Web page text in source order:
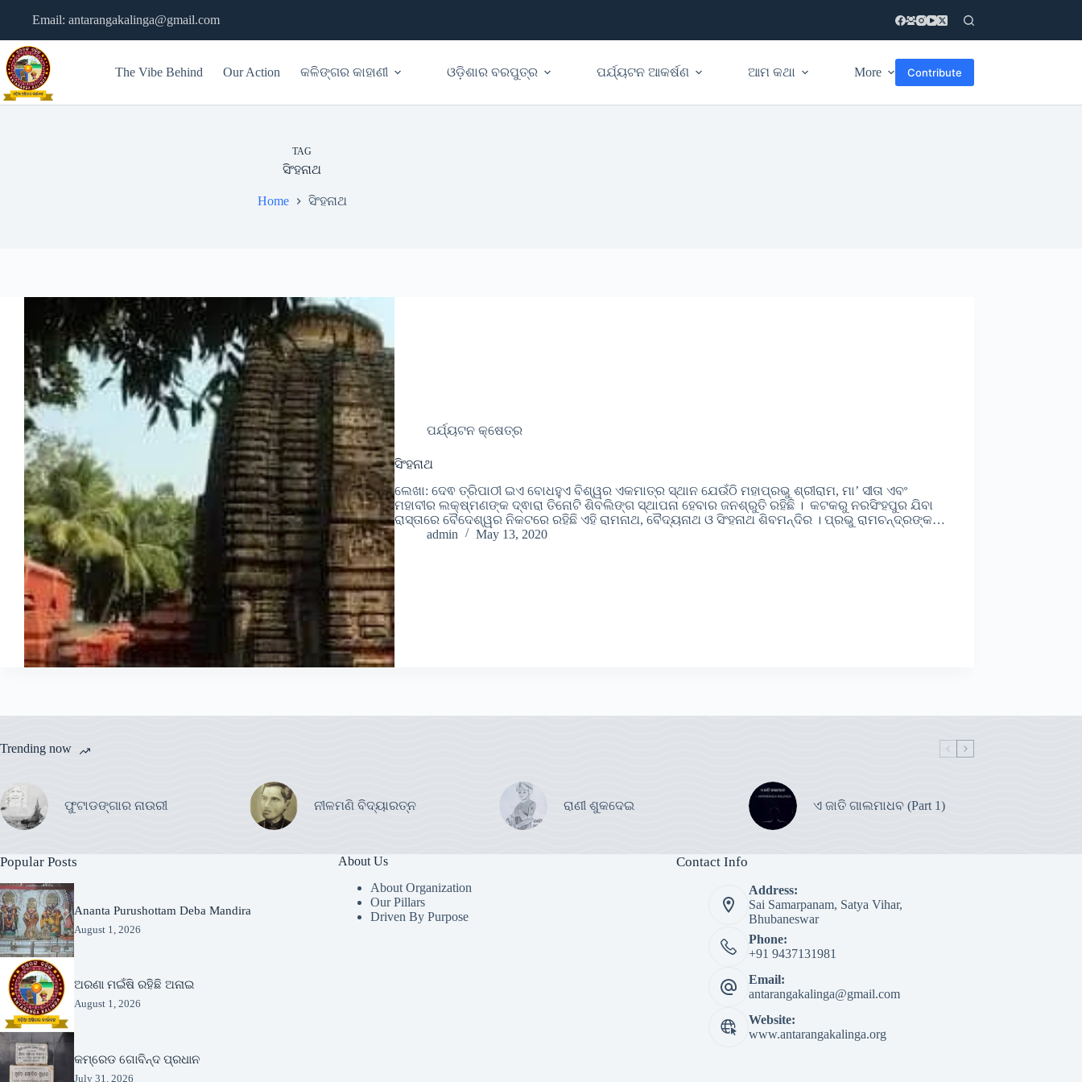
Email: antarangakalinga@gmail.com
The Vibe Behind Our Action କଳିଙ୍ଗର କାହାଣୀ ଓଡ଼ିଶାର ବରପୁତ୍ର ପର୍ଯ୍ୟଟନ ଆକର୍ଷଣ ଆମ କଥା More Contribute
TAG
ସିଂହନାଥ
Home ସିଂହନାଥ
ପର୍ଯ୍ୟଟନ କ୍ଷେତ୍ର
ସିଂହନାଥ
ଲେଖା: ଦେଵ ତ୍ରିପାଠୀ ଇଏ ବୋଧହୁଏ ବିଶ୍ୱର ଏକମାତ୍ର ସ୍ଥାନ ଯେଉଁଠି ମହାପ୍ରଭୁ ଶ୍ରୀରାମ, ମା’ ସୀତା ଏବଂ
ମହାବୀର ଲକ୍ଷ୍ମଣଙ୍କ ଦ୍ଵାରା ତିନୋଟି ଶିବଲିଙ୍ଗ ସ୍ଥାପନା ହେବାର ଜନଶ୍ରୁତି ରହିଛି । କଟକରୁ ନରସିଂହପୁର ଯିବା
ରାସ୍ତାରେ ବୈଦେଶ୍ୱର ନିକଟରେ ରହିଛି ଏହି ରାମନାଥ, ବୈଦ୍ୟନାଥ ଓ ସିଂହନାଥ ଶିବମନ୍ଦିର । ପ୍ରଭୁ ରାମଚନ୍ଦ୍ରଙ୍କ…
admin
May 13, 2020
Trending now
ଫୁଟାଡଙ୍ଗାର ନାଉରୀ ନୀଳମଣି ବିଦ୍ୟାରତ୍ନ ରାଣୀ ଶୁକଦେଇ ଏ ଜାତି ଗାଲମାଧବ (Part 1)
Popular Posts
Ananta Purushottam Deba Mandira
August 1, 2026
ଅରଣା ମଇଁଷି ରହିଛି ଅନାଇ
August 1, 2026
କମ୍ରେଡ ଗୋବିନ୍ଦ ପ୍ରଧାନ
July 31, 2026
About Us
About Organization
Our Pillars
Driven By Purpose​
Contact Info
Address:
Sai Samarpanam, Satya Vihar,
Bhubaneswar
Phone:
+91 9437131981
Email:
antarangakalinga@gmail.com
Website:
www.antarangakalinga.org